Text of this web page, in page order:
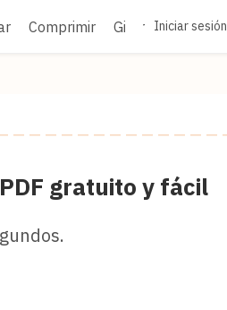
Comprimir Girar Redactar
Iniciar sesión
gratuito y fácil